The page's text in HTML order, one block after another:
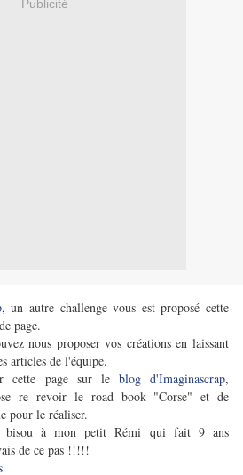
Publicité
, un autre challenge vous est proposé cette
page.
nous proposer vos créations en laissant
articles de l'équipe.
cette page sur le blog d'Imaginascrap,
re revoir le road book "Corse" et de
pour le réaliser.
à mon petit Rémi qui fait 9 ans
de ce pas !!!!!